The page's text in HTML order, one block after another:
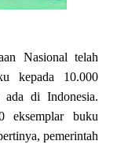
Nasional telah
kepada 10.000
ada di Indonesia.
eksemplar buku
pemerintah